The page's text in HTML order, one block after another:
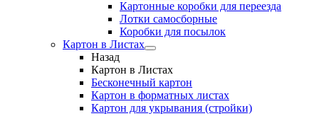
Картонные коробки для переезда
Лотки самосборные
Коробки для посылок
Картон в Листах
Назад
Картон в Листах
Бесконечный картон
Картон в форматных листах
Картон для укрывания (стройки)